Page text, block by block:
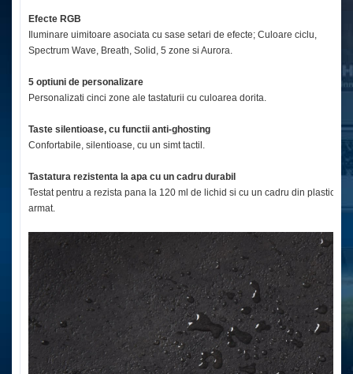
Efecte RGB
Iluminare uimitoare asociata cu sase setari de efecte; Culoare ciclu,
Spectrum Wave, Breath, Solid, 5 zone si Aurora.
5 optiuni de personalizare
Personalizati cinci zone ale tastaturii cu culoarea dorita.
Taste silentioase, cu functii anti-ghosting
Confortabile, silentioase, cu un simt tactil.
Tastatura rezistenta la apa cu un cadru durabil
Testat pentru a rezista pana la 120 ml de lichid si cu un cadru din plastic
armat.